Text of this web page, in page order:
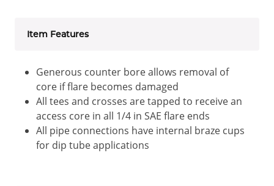
Item Features
Generous counter bore allows removal of
core if flare becomes damaged
All tees and crosses are tapped to receive an
access core in all 1/4 in SAE flare ends
All pipe connections have internal braze cups
for dip tube applications